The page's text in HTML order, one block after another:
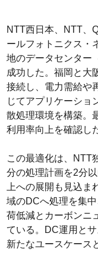
NTT西日本、NTT、
ールフォトニクス・
地のデータセンター
成功した。福岡と大
接続し、電力需給や
じてアプリケーショ
散処理環境を構築。
利用率向上を確認し
この最適化は、NTT
分の処理計画を2分
上への展開も見込
域のDCへ処理を集
荷低減とカーボンニ
ている。DC運用と
新たなユースケース